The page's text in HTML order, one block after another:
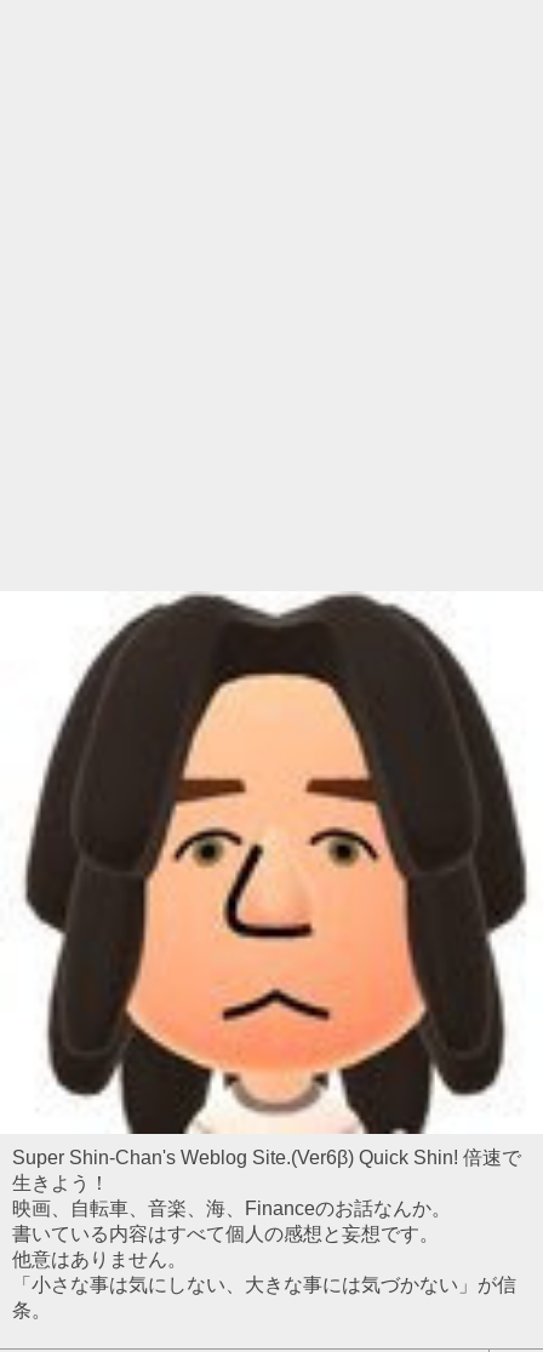
Super Shin-Chan's Weblog Site.(Ver6β) Quick Shin! 倍速で
生きよう！
映画、自転車、音楽、海、Financeのお話なんか。
書いている内容はすべて個人の感想と妄想です。
他意はありません。
「小さな事は気にしない、大きな事には気づかない」が信
条。